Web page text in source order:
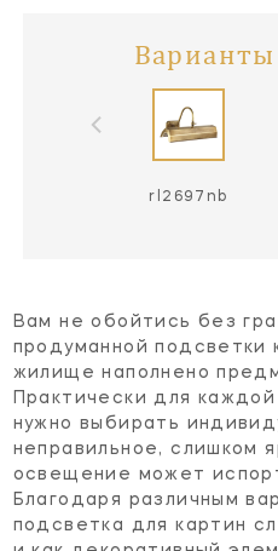
rl2697nb
Вам не обойтись без
продуманной подсветки
жилище наполнено
Практически для
нужно выбирать
неправильное, слишком
освещение может
Благодаря различным
подсветка для картин